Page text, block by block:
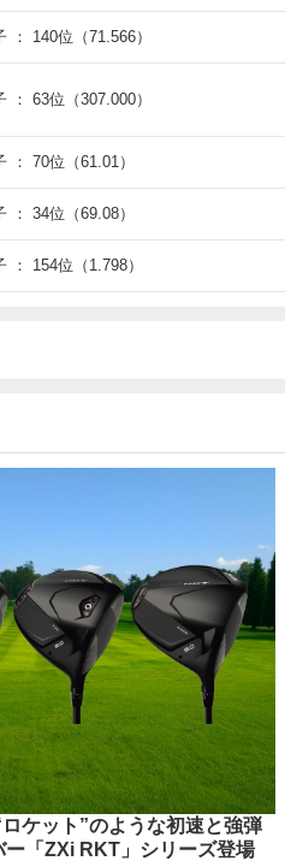
： 140位（71.566）
： 63位（307.000）
： 70位（61.01）
： 34位（69.08）
： 154位（1.798）
ケット”のような初速と強弾
「ZXi RKT」シリーズ登場